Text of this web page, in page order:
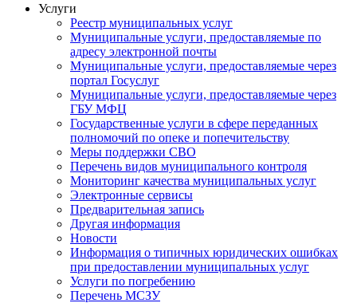
Услуги
Реестр муниципальных услуг
Муниципальные услуги, предоставляемые по
адресу электронной почты
Муниципальные услуги, предоставляемые через
портал Госуслуг
Муниципальные услуги, предоставляемые через
ГБУ МФЦ
Государственные услуги в сфере переданных
полномочий по опеке и попечительству
Меры поддержки СВО
Перечень видов муниципального контроля
Мониторинг качества муниципальных услуг
Электронные сервисы
Предварительная запись
Другая информация
Новости
Информация о типичных юридических ошибках
при предоставлении муниципальных услуг
Услуги по погребению
Перечень МСЗУ